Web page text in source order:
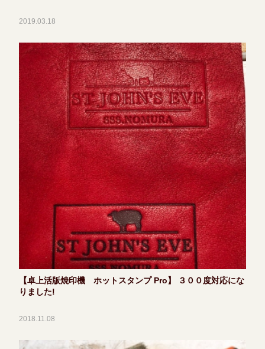
2019.03.18
【卓上活版焼印機 ホットスタンプ Pro】 ３００度対応にな
りました!
2018.11.08